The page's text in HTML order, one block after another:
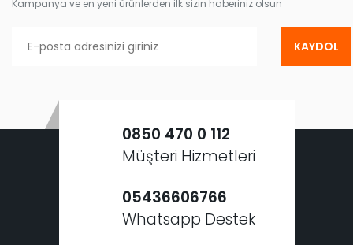
Kampanya ve en yeni ürünlerden ilk sizin haberiniz olsun
KAYDOL
0850 470 0 112
Müşteri Hizmetleri
05436606766
Whatsapp Destek